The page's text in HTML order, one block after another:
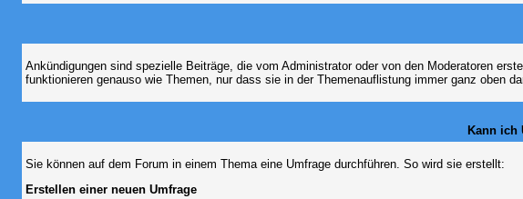
Ankündigungen sind spezielle Beiträge, die vom Administrator oder von den Moderatoren
funktionieren genauso wie Themen, nur dass sie in der Themenauflistung immer ganz oben
Kann ich
Sie können auf dem Forum in einem Thema eine Umfrage durchführen. So wird sie erstellt:
Erstellen einer neuen Umfrage